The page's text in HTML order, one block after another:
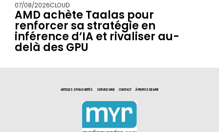
07/08/2026CLOUD
AMD achète Taalas pour
renforcer sa stratégie en
inférence d’IA et rivaliser au-
delà des GPU
ARTICLES SPONSORITÉS SERVICE WEB CONTACT À PROPOS DE MYR